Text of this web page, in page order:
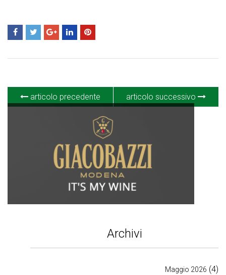
articolo precedente articolo successivo
Archivi
Maggio 2026 (4)